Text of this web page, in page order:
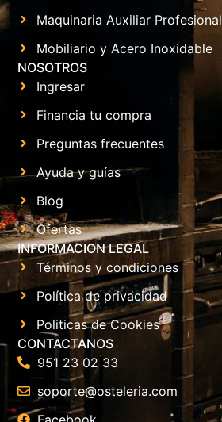
Maquinaria Auxiliar Profesional
Mobiliario y Acero Inoxidable
NOSOTROS
Ingresar
Financia tu compra
Preguntas frecuentes
Ayuda y guías
Blog
Ofertas
INFORMACION LEGAL
Términos y condiciones
Política de privacidad
Politicas de Cookies
CONTACTANOS
951 23 02 33
soporte@osteleria.com